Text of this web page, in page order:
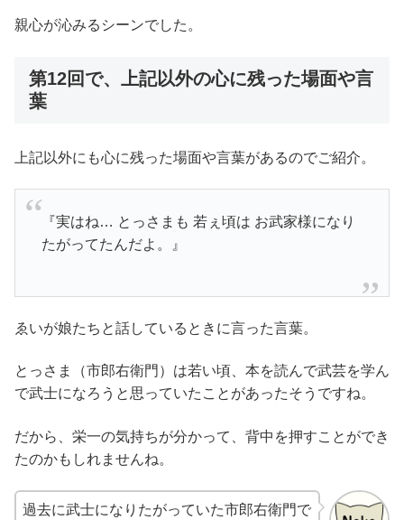
親心が沁みるシーンでした。
第12回で、上記以外の心に残った場面や言
葉
上記以外にも心に残った場面や言葉があるのでご紹介。
『実はね… とっさまも 若ぇ頃は お武家様になり
たがってたんだよ。』
ゑいが娘たちと話しているときに言った言葉。
とっさま（市郎右衛門）は若い頃、本を読んで武芸を学ん
で武士になろうと思っていたことがあったそうですね。
だから、栄一の気持ちが分かって、背中を押すことができ
たのかもしれませんね。
過去に武士になりたがっていた市郎右衛門で